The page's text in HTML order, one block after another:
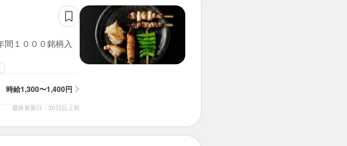
間１０００銘柄入
時給1,300〜1,400円
最終更新日：30日以上前
ホールスタッフ
ホールスタッフ
ホールスタッフ
時給：
ホールスタッフ
ホールスタッフ 時給：
ホールスタッフ
ホールスタッフ
ホールスタッフ
ホールスタッフ
ホールスタッフ 時給：
ホールスタッフ
ホールスタッフ
ホールスタッフ
調理師・調理スタッフ 時給：
ホールスタッフ
調理師・調理スタッフ 時給：
ホールスタッフ
調理師・調理スタッフ
ホールスタッフ
ホールスタッフ
ホールスタッフ
ホールスタッフ
調理師・調理スタッフ
ホールスタッフ
調理師・調理スタッフ 時給：
調理補助
ホールスタッフ
ホールスタッフ
ホールスタッフ